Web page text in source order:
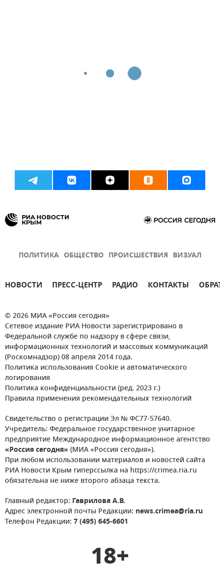
ПОЛИТИКА ОБЩЕСТВО ПРОИСШЕСТВИЯ ВИЗУАЛ
НОВОСТИ ПРЕСС-ЦЕНТР РАДИО КОНТАКТЫ
© 2026 МИА «Россия сегодня»
Сетевое издание РИА Новости зарегистрировано в
Федеральной службе по надзору в сфере связи,
информационных технологий и массовых коммуникаций
(Роскомнадзор) 08 апреля 2014 года.
Политика использования Cookie и автоматического
логирования
Политика конфиденциальности (ред. 2023 г.)
Правила применения рекомендательных технологий
Свидетельство о регистрации Эл № ФС77-57640.
Учредитель: Федеральное государственное унитарное
предприятие Международное информационное агентство
«Россия сегодня» (МИА «Россия сегодня»).
При любом использовании материалов и новостей сайта
РИА Новости Крым гиперссылка на https://crimea.ria.ru
обязательна не ниже второго абзаца текста.
Главный редактор: Гаврилова А.В.
Адрес электронной почты Редакции: news.crimea@ria.ru
Телефон Редакции: 7 (495) 645-6601
18+